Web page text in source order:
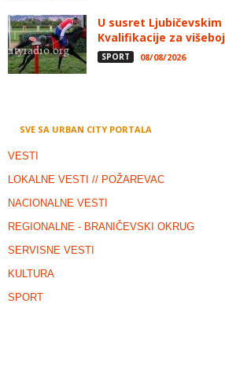
U susret
Kvalifikacije za
SPORT 08/08/2026
SVE SA URBAN CITY PORTALA
VESTI
LOKALNE VESTI // POŽAREVAC
NACIONALNE VESTI
REGIONALNE - BRANIČEVSKI OKRUG
SERVISNE VESTI
KULTURA
SPORT